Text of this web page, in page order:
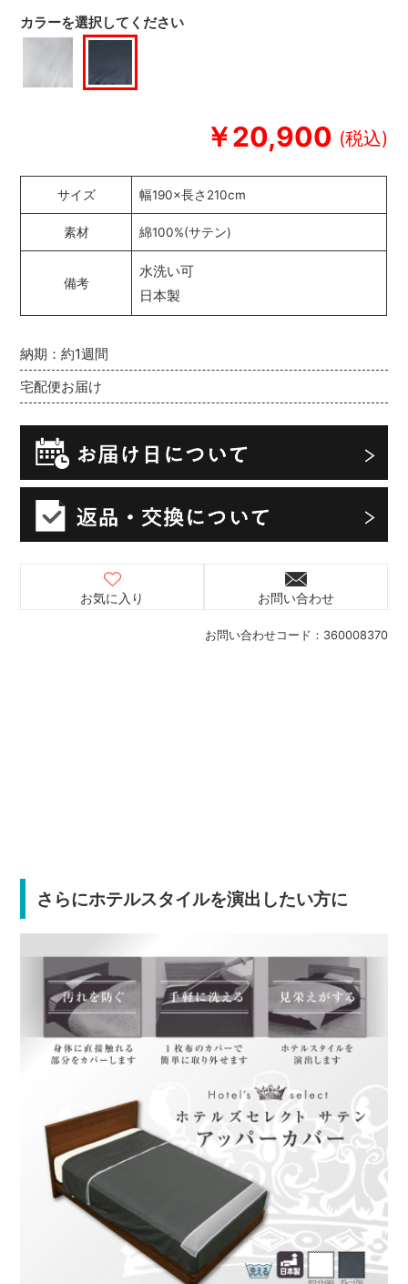
￥20,900
お問い合わせコード： 360008370
納期：約1週間
宅配便お届け
カラーを選択してください
お気に入り お問い合わせ
さらにホテルスタイルを演出したい方に
サイズ 幅190×長さ210cm
素材 綿100%(サテン)
備考
水洗い可
日本製